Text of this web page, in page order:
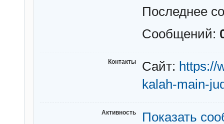
Последнее
Сообщений:
Контакты Сайт: https://
kalah-main-
Активность
Показать